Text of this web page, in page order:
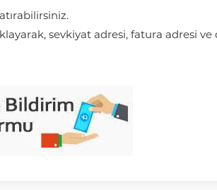
sevkiyat adresi, fatura adresi